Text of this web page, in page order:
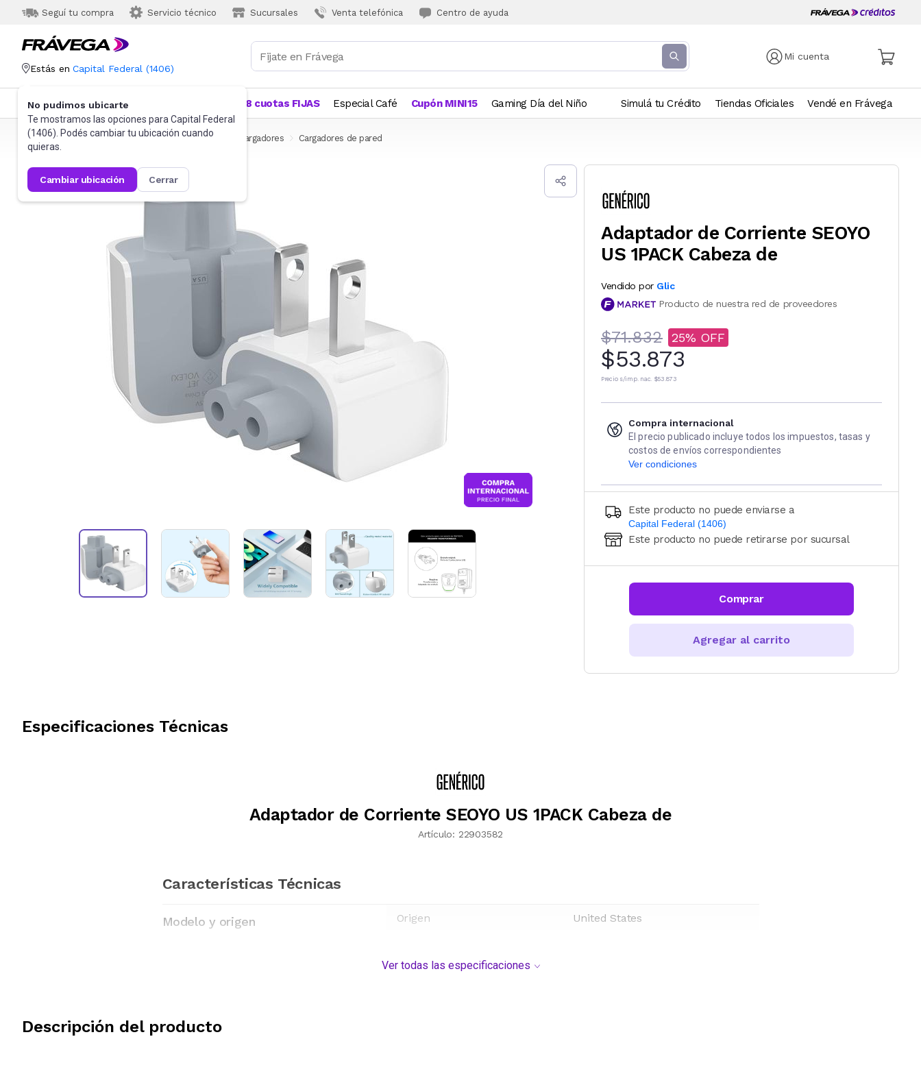
Seguí tu compra Servicio técnico Sucursales Venta telefónica Centro de ayuda
Mi cuenta
Estás en Capital Federal (1406)
No pudimos ubicarte
Te mostramos las opciones para Capital Federal
(1406). Podés cambiar tu ubicación cuando
quieras.
cambiar ubicación cerrar
Categorías Más Vendidos 18 cuotas FIJAS Especial Café Cupón MINI15 Gaming Día del Niño Simulá tu Crédito Tiendas Oficiales Vendé en Frávega
Frávega Celulares Accesorios para Celulares Cargadores Cargadores de pared
Adaptador de Corriente SEOYO
US 1PACK Cabeza de
Vendido por Glic
Producto de nuestra red de proveedores
$71.832 25
$53.873
Precio s/imp. nac. $53.873
Compra internacional
El precio publicado incluye todos los impuestos, tasas y
costos de envíos correspondientes
Ver condiciones
Este producto no puede enviarse a
Capital Federal (1406)
Ingresá código postal (sólo números)
CALCULAR
Este producto no puede retirarse por sucursal
Comprar
Agregar al carrito
Especificaciones Técnicas
Adaptador de Corriente SEOYO US 1PACK Cabeza de
Artículo: 22903582
Características Técnicas
Modelo y origen Origen United States
Ver todas las especificaciones
Descripción del producto